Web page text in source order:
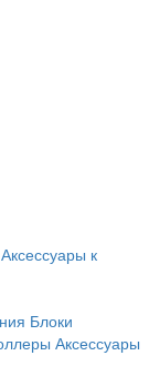
Аксессуары к
Блоки
Аксессуары